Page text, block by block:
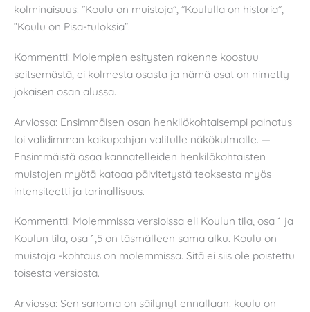
kolminaisuus: ”Koulu on muistoja”, ”Koululla on historia”,
”Koulu on Pisa-tuloksia”.
Kommentti: Molempien esitysten rakenne koostuu
seitsemästä, ei kolmesta osasta ja nämä osat on nimetty
jokaisen osan alussa.
Arviossa: Ensimmäisen osan henkilökohtaisempi painotus
loi validimman kaikupohjan valitulle näkökulmalle. —
Ensimmäistä osaa kannatelleiden henkilökohtaisten
muistojen myötä katoaa päivitetystä teoksesta myös
intensiteetti ja tarinallisuus.
Kommentti: Molemmissa versioissa eli Koulun tila, osa 1 ja
Koulun tila, osa 1,5 on täsmälleen sama alku. Koulu on
muistoja -kohtaus on molemmissa. Sitä ei siis ole poistettu
toisesta versiosta.
Arviossa: Sen sanoma on säilynyt ennallaan: koulu on